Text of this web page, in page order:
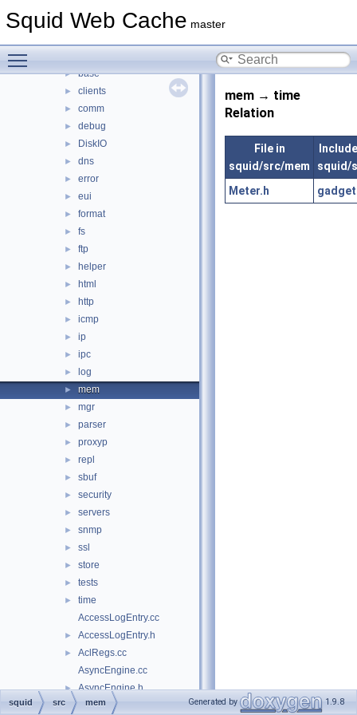
Squid Web Cache master
► adaptation
► base
► clients
► comm
► debug
► DiskIO
► dns
► error
► eui
► format
► fs
► ftp
► helper
► html
► http
► icmp
► ip
► ipc
► log
► mem
► mgr
► parser
► proxyp
► repl
► sbuf
► security
► servers
► snmp
► ssl
► store
► tests
►
time
AccessLogEntry.cc
► AccessLogEntry.h
►
AclRegs.cc
AsyncEngine.cc
► AsyncEngine.h
AuthReg.cc
mem → time
Relation
File in
squid/src/mem
squid/
Meter.h
squid src mem Generated by 1.9.8